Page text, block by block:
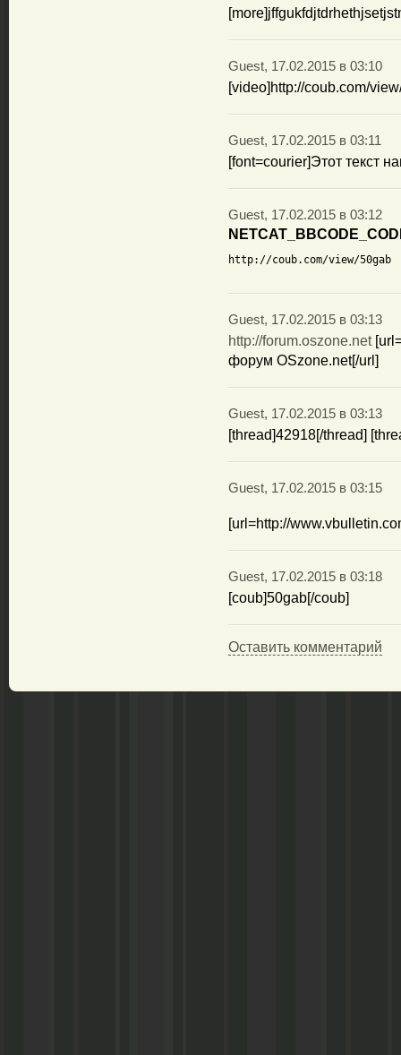
Guest, 17.02.2015 в 03:10
[video]http://coub.com/
Guest, 17.02.2015 в 03:11
[font=courier]Этот текст
Guest, 17.02.2015 в 03:12
http://coub.com/view/50gab
Guest, 17.02.2015 в 03:13
http://forum.oszone.net
форум OSzone.net[/url]
Guest, 17.02.2015 в 03:13
[thread]42918[/thread]
Guest, 17.02.2015 в 03:15
[url=http://
Guest, 17.02.2015 в 03:18
[coub]50gab[/coub]
Оставить комментарий